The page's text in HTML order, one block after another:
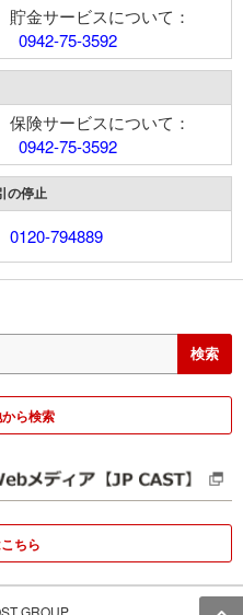
貯金サービスについて：
0942-75-3592
保険サービスについて：
0942-75-3592
の停止
0120-794889
ら検索
ちら